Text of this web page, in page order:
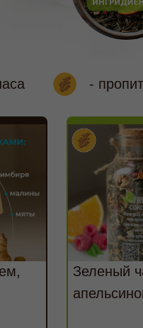
-
Зеленый